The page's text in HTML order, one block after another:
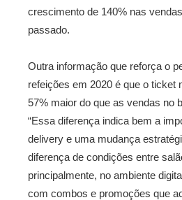
crescimento de 140% nas
passado.
Outra informação que reforça o
refeições em 2020 é que o ticket
57% maior do que as vendas no
“Essa diferença indica bem a
delivery e uma mudança
diferença de condições entre
principalmente, no ambiente
com combos e promoções que